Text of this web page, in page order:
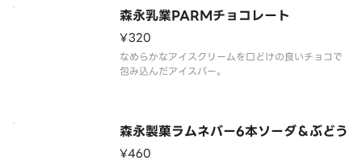
森永乳業PARMチョコレート
¥320
なめらかなアイスクリームを口どけの良いチョコで
包み込んだアイスバー。
森永製菓ラムネバー6本ソーダ＆ぶどう
¥460